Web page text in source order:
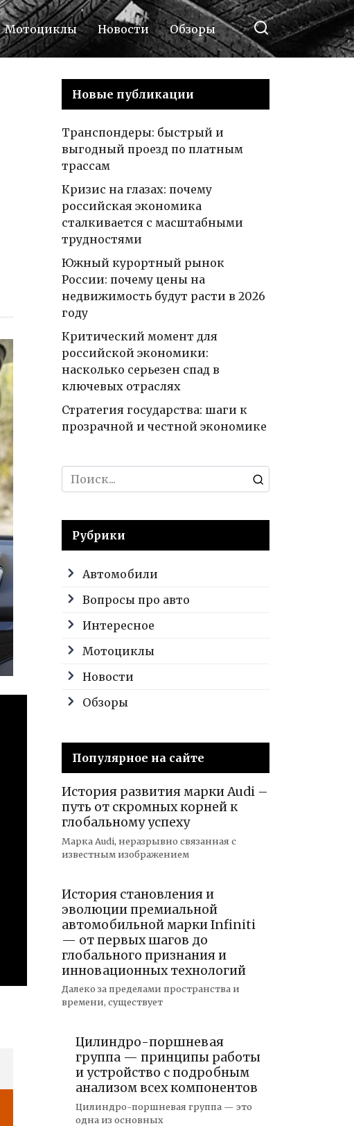
Мотоциклы Новости Обзоры
Новые публикации
Транспондеры: быстрый и
выгодный проезд по платным
трассам
Кризис на глазах: почему
российская экономика
сталкивается с масштабными
трудностями
Южный курортный рынок
России: почему цены на
недвижимость будут расти в 2026
году
Критический момент для
российской экономики:
насколько серьезен спад в
ключевых отраслях
Стратегия государства: шаги к
прозрачной и честной экономике
Search
for:
Рубрики
Автомобили
Вопросы про авто
Интересное
Мотоциклы
Новости
Обзоры
Популярное на сайте
История развития марки Audi –
путь от скромных корней к
глобальному успеху
Марка Audi, неразрывно связанная с
известным изображением
История становления и
эволюции премиальной
автомобильной марки Infiniti
— от первых шагов до
глобального признания и
инновационных технологий
Далеко за пределами пространства и
времени, существует
Цилиндро-поршневая
группа — принципы работы
и устройство с подробным
анализом всех компонентов
Цилиндро-поршневая группа — это
одна из основных